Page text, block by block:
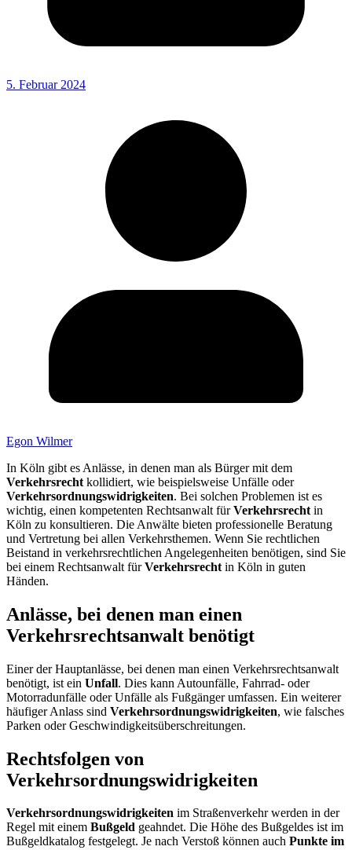
5. Februar 2024
Egon Wilmer
In Köln gibt es Anlässe, in denen man als Bürger mit dem
Verkehrsrecht kollidiert, wie beispielsweise Unfälle oder
Verkehrsordnungswidrigkeiten. Bei solchen Problemen ist es
wichtig, einen kompetenten Rechtsanwalt fürVerkehrsrecht in
Köln zu konsultieren. Die Anwälte bieten professionelle Beratung
und Vertretung bei allen Verkehrsthemen. Wenn Sie rechtlichen
Beistand in verkehrsrechtlichen Angelegenheiten benötigen, sind Sie
bei einem Rechtsanwalt fürVerkehrsrecht in Köln in guten
Händen.
Anlässe, bei denen man einen
Verkehrsrechtsanwalt benötigt
Einer der Hauptanlässe, bei denen man einen Verkehrsrechtsanwalt
benötigt, ist ein Unfall. Dies kann Autounfälle, Fahrrad- oder
Motorradunfälle oder Unfälle als Fußgänger umfassen. Ein weiterer
häufiger Anlass sind Verkehrsordnungswidrigkeiten, wie falsches
Parken oder Geschwindigkeitsüberschreitungen.
Rechtsfolgen von
Verkehrsordnungswidrigkeiten
Verkehrsordnungswidrigkeiten im Straßenverkehr werden in der
Regel mit einem Bußgeld geahndet. Die Höhe des Bußgeldes ist im
Bußgeldkatalog festgelegt. Je nach Verstoß können auch Punkte im